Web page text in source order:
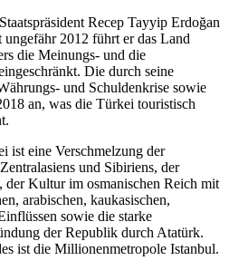
Recep Tayyip Erdoğan
ungefähr 2012 führt er das Land
die Meinungs- und die
Die durch seine
und Schuldenkrise sowie
an, was die Türkei touristisch
ist eine Verschmelzung der
und Sibiriens, der
der Kultur im osmanischen Reich mit
arabischen, kaukasischen,
sowie die starke
der Republik durch Atatürk.
ist die Millionenmetropole Istanbul.